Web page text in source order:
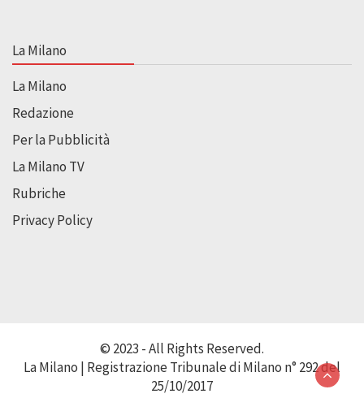
La Milano
La Milano
Redazione
Per la Pubblicità
La Milano TV
Rubriche
Privacy Policy
© 2023 - All Rights Reserved.
La Milano | Registrazione Tribunale di Milano n° 292 del
25/10/2017